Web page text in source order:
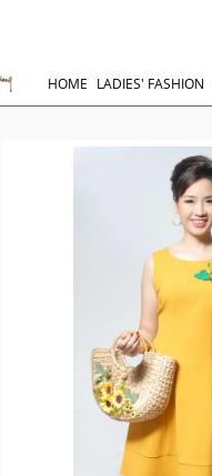
HOME LADIES' FASHION